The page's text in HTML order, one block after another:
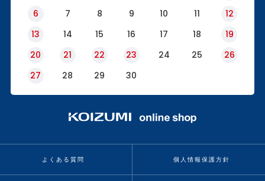
6
7 8 9 10 11
12
13
14 15 16 17 18
19
20
21 22 23 24 25
26
27
28 29 30
よくある質問 個人情報保護方針